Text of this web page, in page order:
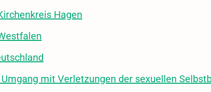
Hagen
mit Verletzungen der sexuellen